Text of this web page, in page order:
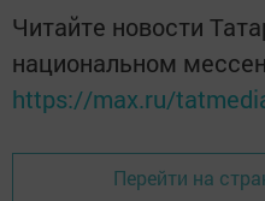
Читайте новости
национальном
https://max.ru/
Перейти на